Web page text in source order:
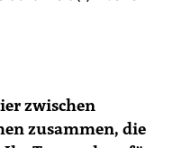
zwischen
zusammen, die